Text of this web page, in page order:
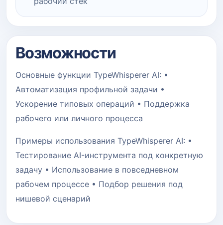
Возможности
Основные функции TypeWhisperer AI: •
Автоматизация профильной задачи •
Ускорение типовых операций • Поддержка
рабочего или личного процесса
Примеры использования TypeWhisperer AI: •
Тестирование AI-инструмента под конкретную
задачу • Использование в повседневном
рабочем процессе • Подбор решения под
нишевой сценарий